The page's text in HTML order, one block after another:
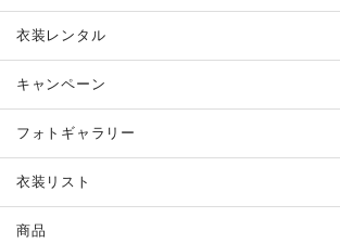
衣装レンタル
キャンペーン
フォトギャラリー
衣装リスト
商品